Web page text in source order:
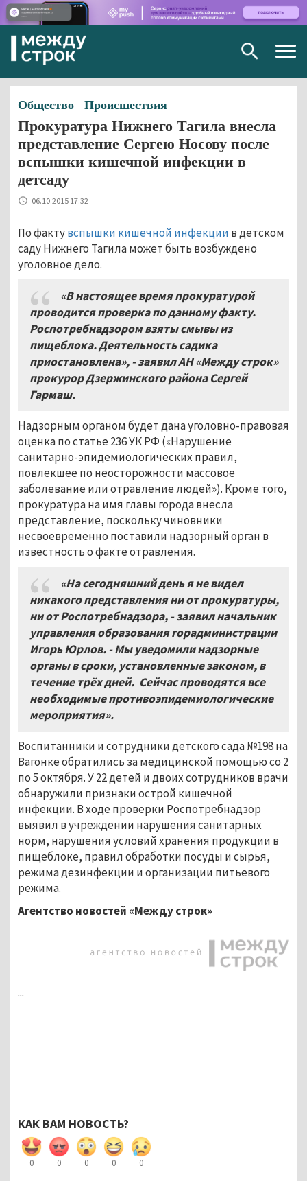
Общество Происшествия
Прокуратура Нижнего Тагила внесла
представление Сергею Носову после
вспышки кишечной инфекции в
детсаду
06.10.2015 17:32
По фактувспышки кишечной инфекции в детском
саду Нижнего Тагила может быть возбуждено
уголовное дело.
«В настоящее время прокуратурой
проводится проверка по данному факту.
Роспотребнадзором взяты смывы из
пищеблока. Деятельность садика
приостановлена», - заявил АН «Между строк»
прокурор Дзержинского района Сергей
Гармаш.
Надзорным органом будет дана уголовно-правовая
оценка по статье 236 УК РФ («Нарушение
санитарно-эпидемиологических правил,
повлекшее по неосторожности массовое
заболевание или отравление людей»). Кроме того,
прокуратура на имя главы города внесла
представление, поскольку чиновники
несвоевременно поставили надзорный орган в
известность о факте отравления.
«На сегодняшний день я не видел
никакого представления ни от прокуратуры,
ни от Роспотребнадзора, - заявил начальник
управления образования горадминистрации
Игорь Юрлов. - Мы уведомили надзорные
органы в сроки, установленные законом, в
течение трёх дней. Сейчас проводятся все
необходимые противоэпидемиологические
мероприятия».
Воспитанники и сотрудники детского сада №198 на
Вагонке обратились за медицинской помощью со 2
по 5 октября. У 22 детей и двоих сотрудников врачи
обнаружили признаки острой кишечной
инфекции. В ходе проверки Роспотребнадзор
выявил в учреждении нарушения санитарных
норм, нарушения условий хранения продукции в
пищеблоке, правил обработки посуды и сырья,
режима дезинфекции и организации питьевого
режима.
Агентство новостей «Между строк»
...
КАК ВАМ НОВОСТЬ?
0 0 0 0 0